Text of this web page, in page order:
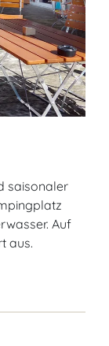
saisonaler
Auf
aus.